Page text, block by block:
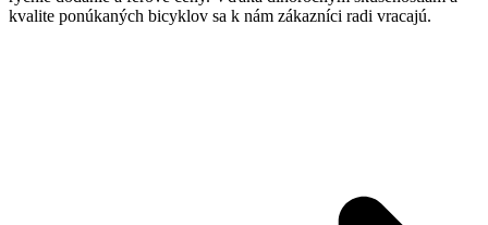
kvalite ponúkaných bicyklov sa k nám zákazníci radi vracajú.